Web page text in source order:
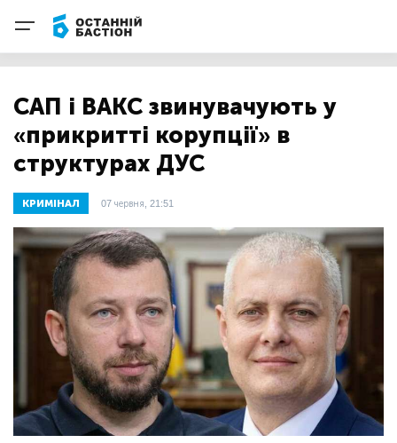
САП і ВАКС звинувачують у
«прикритті корупції» в
структурах ДУС
КРИМІНАЛ 07 червня, 21:51